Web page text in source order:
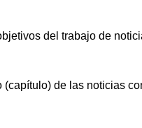
del trabajo de
de las noticias